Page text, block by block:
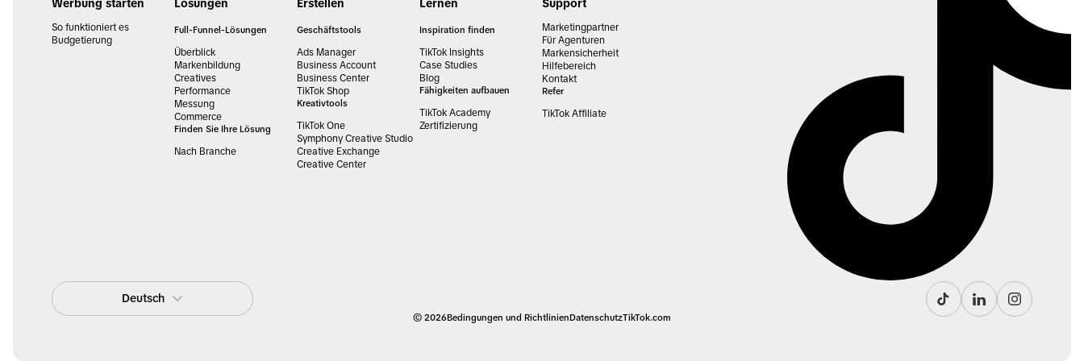
Werbung starten
So funktioniert es
Budgetierung
Lösungen
Full-Funnel-Lösungen
Überblick
Markenbildung
Creatives
Performance
Messung
Commerce
Finden Sie Ihre Lösung
Nach Branche
Erstellen
Geschäftstools
Ads Manager
Business Account
Business Center
TikTok Shop
Kreativtools
TikTok One
Symphony Creative Studio
Creative Exchange
Creative Center
Lernen
Inspiration finden
TikTok Insights
Case Studies
Blog
Fähigkeiten aufbauen
TikTok Academy
Zertifizierung
Support
Marketingpartner
Für Agenturen
Markensicherheit
Hilfebereich
Kontakt
Refer
TikTok Affiliate
Deutsch
© 2026Bedingungen und RichtlinienDatenschutzTikTok.com